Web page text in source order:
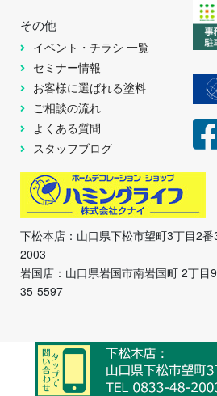
その他
イベント・チラシ 一覧
セミナー情報
お客様に選ばれる塗料
ご相談の流れ
よくある質問
スタッフブログ
下松本店：山口県下松市望町3丁目2
2003
岩国店：山口県岩国市南岩国町 2丁
35-5597